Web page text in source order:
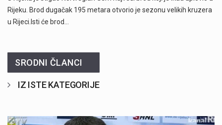
Rijeku. Brod dugačak 195 metara otvorio je sezonu velikih kruzera
u Rijeci.Isti će brod…
SRODNI ČLANCI
IZ ISTE KATEGORIJE